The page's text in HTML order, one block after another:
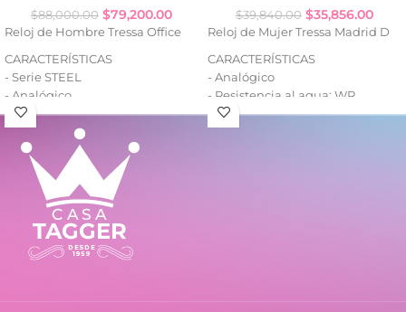
$88,000.00 $79,200.00
Reloj de Hombre Tressa Office
CARACTERÍSTICAS
- Serie STEEL
- Analógico
- Resistencia al agua: WR100
- Fecha (con lupa)
- Caja de acero
- Malla de acero
$39,840.00 $35,856.00
Reloj de Mujer Tressa Madrid D
CARACTERÍSTICAS
- Analógico
- Resistencia al agua: WR
- Caja de metal
- Malla de metal